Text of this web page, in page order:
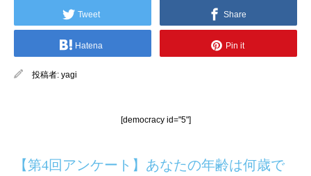
Tweet Share
Hatena Pin it
投稿者: yagi
[democracy id="5"]
【第4回アンケート】あなたの年齢は何歳で